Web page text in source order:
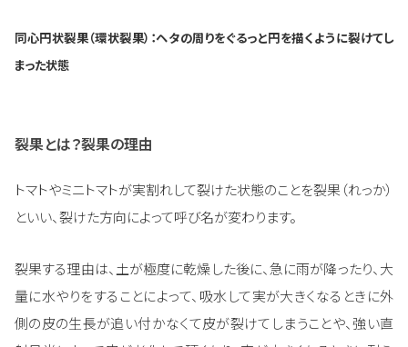
同心円状裂果（環状裂果）：ヘタの周りをぐるっと円を描くように裂けてし
まった状態
裂果とは？裂果の理由
トマトやミニトマトが実割れして裂けた状態のことを裂果（れっか）
といい、裂けた方向によって呼び名が変わります。
裂果する理由は、土が極度に乾燥した後に、急に雨が降ったり、大
量に水やりをすることによって、吸水して実が大きくなるときに外
側の皮の生長が追い付かなくて皮が裂けてしまうことや、強い直